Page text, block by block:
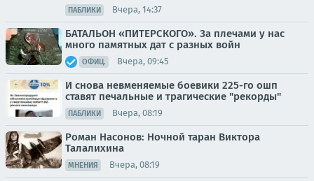
ПАБЛИКИ Вчера, 14:37
БАТАЛЬОН «ПИТЕРСКОГО». За плечами у нас
много памятных дат с разных войн
ОФИЦ. Вчера, 09:45
И снова невменяемые боевики 225-го ошп
ставят печальные и трагические "рекорды"
ПАБЛИКИ Вчера, 08:19
Роман Насонов: Ночной таран Виктора
Талалихина
МНЕНИЯ Вчера, 08:19